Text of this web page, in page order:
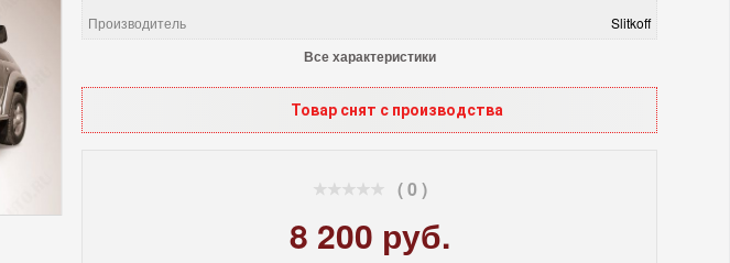
Производитель
Slitkoff
Все характеристики
Товар снят с производства
( 0 )
8 200 руб.